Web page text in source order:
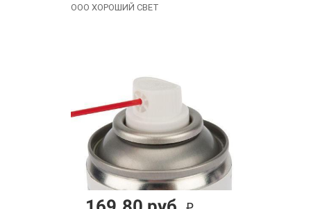
ООО ХОРОШИЙ СВЕТ